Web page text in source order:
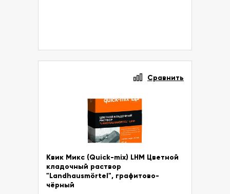
Сравнить
Квик Микс (Quick-mix) LHM Цветной
кладочный раствор
"Landhausmörtel", графитово-
чёрный